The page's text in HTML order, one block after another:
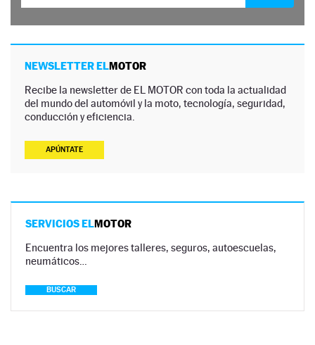
NEWSLETTER ELMOTOR
Recibe la newsletter de EL MOTOR con toda la actualidad
del mundo del automóvil y la moto, tecnología, seguridad,
conducción y eficiencia.
APÚNTATE
SERVICIOS ELMOTOR
Encuentra los mejores talleres, seguros, autoescuelas,
neumáticos…
BUSCAR